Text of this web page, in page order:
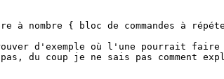
à nombre { bloc de commandes à
d'exemple où l'une pourrait faire
du coup je ne sais pas comment